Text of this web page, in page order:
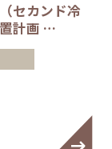
セカンド冷
計画 …